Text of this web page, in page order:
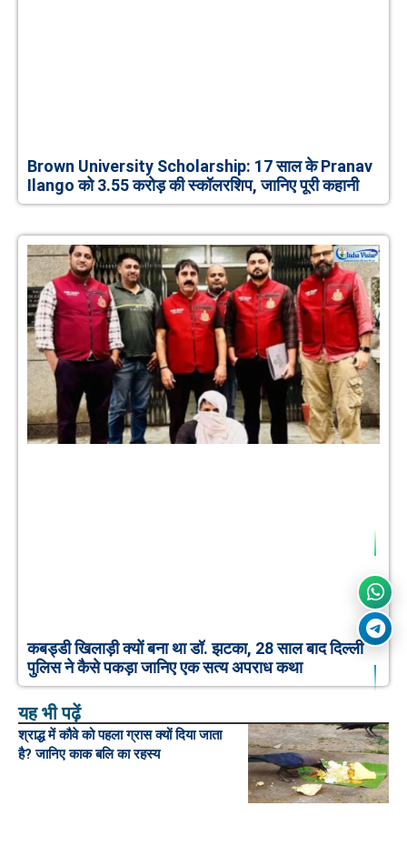
Brown University Scholarship: 17 साल के Pranav
Ilango को 3.55 करोड़ की स्कॉलरशिप, जानिए पूरी कहानी
कबड्डी खिलाड़ी क्यों बना था डॉ. झटका, 28 साल बाद दिल्ली
पुलिस ने कैसे पकड़ा जानिए एक सत्य अपराध कथा
यह भी पढ़ें
श्राद्ध में कौवे को पहला ग्रास क्यों दिया जाता
है? जानिए काक बलि का रहस्य